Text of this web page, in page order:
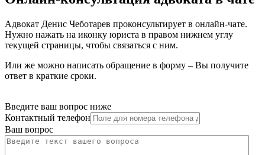
Адвокат Денис Чеботарев проконсультирует в онлайн-чате.
Нужно нажать на иконку юриста в правом нижнем углу
текущей страницы, чтобы связаться с ним.
Или же можно написать обращение в форму – Вы получите
ответ в краткие сроки.
Введите ваш вопрос ниже
Контактный телефон
Ваш вопрос